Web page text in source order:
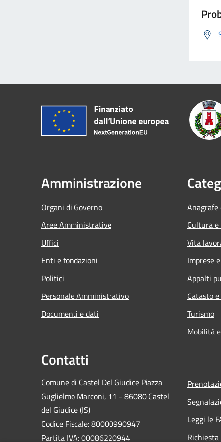
Amministrazione
Organi di Governo
Aree Amministrative
Uffici
Enti e fondazioni
Politici
Personale Amministrativo
Documenti e dati
Cultura
Vita
Imprese
Appalti
Catasto
Turismo
Mobilità
Contatti
Comune di Castel Del Giudice Piazza
Guglielmo Marconi, 11 - 86080 Castel
del Giudice (IS)
Codice Fiscale: 80000990947
Partita IVA: 00086220944
Leggi le